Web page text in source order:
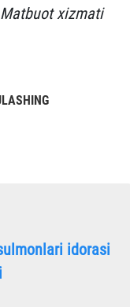
xizmati
idorasi